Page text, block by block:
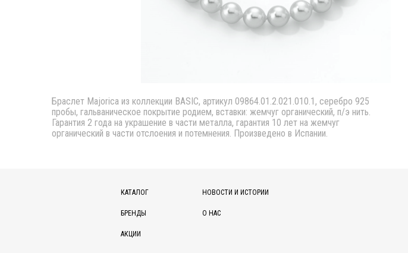
Браслет Majorica из коллекции BASIC, артикул 09864.01.2.021.010.1, серебро 925
пробы, гальваническое покрытие родием, вставки: жемчуг органический, п/э нить.
Гарантия 2 года на украшение в части металла, гарантия 10 лет на жемчуг
органический в части отслоения и потемнения. Произведено в Испании.
КАТАЛОГ
БРЕНДЫ
АКЦИИ
НОВОСТИ И ИСТОРИИ
О НАС